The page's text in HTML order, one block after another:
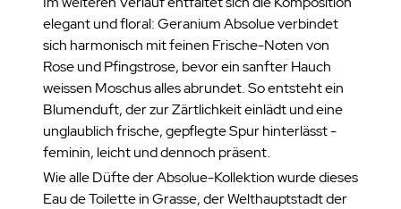
elegant und floral: Geranium Absolue verbindet
sich harmonisch mit feinen Frische-Noten von
Rose und Pfingstrose, bevor ein sanfter Hauch
weissen Moschus alles abrundet. So entsteht ein
Blumenduft, der zur Zärtlichkeit einlädt und eine
unglaublich frische, gepflegte Spur hinterlässt -
feminin, leicht und dennoch präsent.
Wie alle Düfte der Absolue-Kollektion wurde dieses
Eau de Toilette in Grasse, der Welthauptstadt der